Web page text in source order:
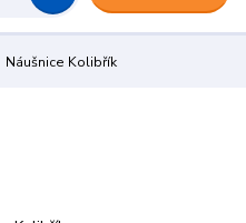
Náušnice Kolibřík